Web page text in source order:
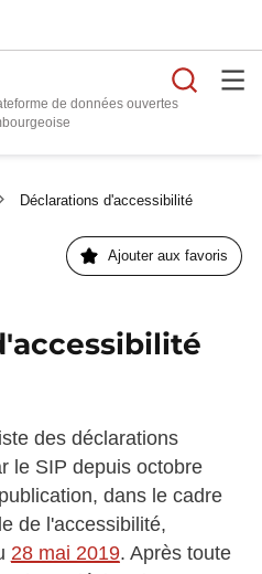
de données ouvertes
Déclarations d'accessibilité
Ajouter aux favoris
des déclarations
le SIP depuis octobre
dans le cadre
de l'accessibilité,
28 mai 2019. Après toute